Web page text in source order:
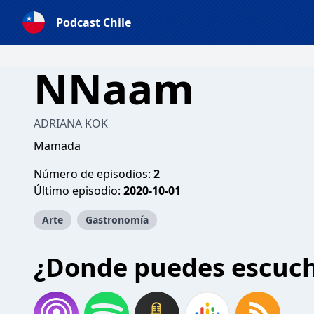
Podcast Chile
NNaam
ADRIANA KOK
Mamada
Número de episodios: 2
Último episodio: 2020-10-01
Arte Gastronomía
¿Donde puedes